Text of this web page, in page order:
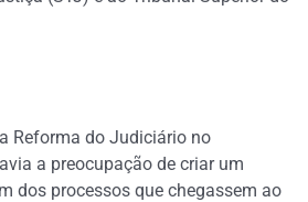
Reforma do Judiciário no
a preocupação de criar um
dos processos que chegassem ao